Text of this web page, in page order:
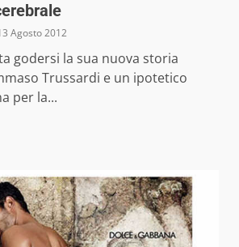
Agosto 2012
godersi la sua nuova storia
Trussardi e un ipotetico
per la...